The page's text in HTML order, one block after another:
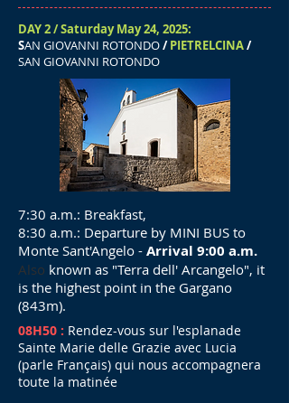
DAY 2 / Saturday May 24, 2025:
SAN GIOVANNI ROTONDO/ PIETRELCINA/
SAN GIOVANNI ROTONDO
7:30 a.m.: Breakfast,
8:30 a.m.: Departure by MINI BUS to
Monte Sant'Angelo - Arrival 9:00 a.m.
Also known as "Terra dell' Arcangelo", it
is the highest point in the Gargano
(843m).
08H50 : Rendez-vous sur l'esplanade
Sainte Marie delle Grazie avec Lucia
(parle Français) qui nous accompagnera
toute la matinée